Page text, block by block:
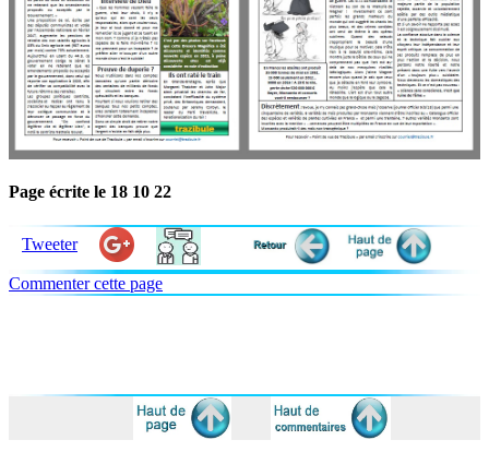
Page écrite le 18 10 22
Tweeter
Commenter cette page